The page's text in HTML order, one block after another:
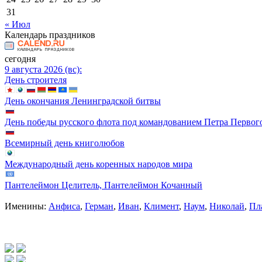
31
« Июл
Календарь праздников
сегодня
9 августа 2026 (вс):
День строителя
День окончания Ленинградской битвы
День победы русского флота под командованием Петра
Всемирный день книголюбов
Международный день коренных народов мира
Пантелеймон Целитель, Пантелеймон Кочанный
Именины: Анфиса, Герман, Иван, Климент, Наум, Николай,